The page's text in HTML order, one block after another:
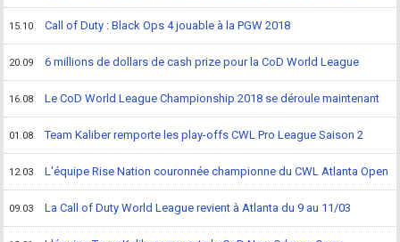
15.10 Call of Duty : Black Ops 4 jouable à la PGW 2018
20.09 6 millions de dollars de cash prize pour la CoD World League
16.08 Le CoD World League Championship 2018 se déroule maintenant
01.08 Team Kaliber remporte les play-offs CWL Pro League Saison 2
12.03 L'équipe Rise Nation couronnée championne du CWL Atlanta Open
09.03 La Call of Duty World League revient à Atlanta du 9 au 11/03